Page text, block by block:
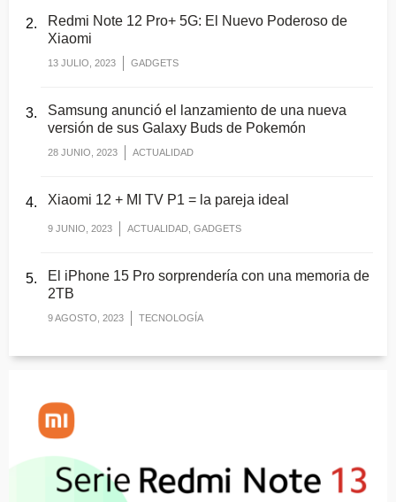
Redmi Note 12 Pro+ 5G: El Nuevo Poderoso de
Xiaomi
13 JULIO, 2023 GADGETS
Samsung anunció el lanzamiento de una nueva
versión de sus Galaxy Buds de Pokemón
28 JUNIO, 2023 ACTUALIDAD
Xiaomi 12 + MI TV P1 = la pareja ideal
9 JUNIO, 2023 ACTUALIDAD, GADGETS
El iPhone 15 Pro sorprendería con una memoria de
2TB
9 AGOSTO, 2023 TECNOLOGÍA